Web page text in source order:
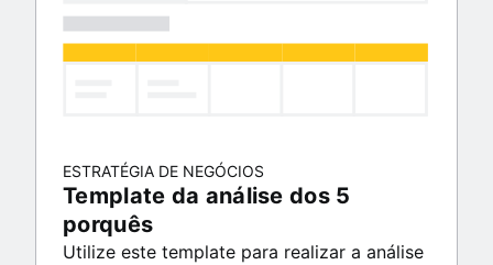
ESTRATÉGIA DE NEGÓCIOS
Template da análise dos 5
porquês
Utilize este template para realizar a análise